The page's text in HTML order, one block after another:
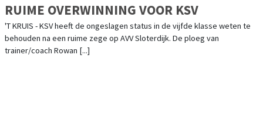
RUIME OVERWINNING VOOR KSV
'T KRUIS - KSV heeft de ongeslagen status in de vijfde klasse weten te
behouden na een ruime zege op AVV Sloterdijk. De ploeg van
trainer/coach Rowan [...]